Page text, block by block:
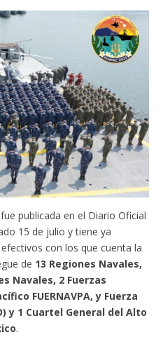
publicada en el Diario Oficial
15 de julio y tiene ya
con los que cuenta la
de 13 Regiones Navales,
Navales, 2 Fuerzas
FUERNAVPA, y Fuerza
y 1 Cuartel General del Alto
.